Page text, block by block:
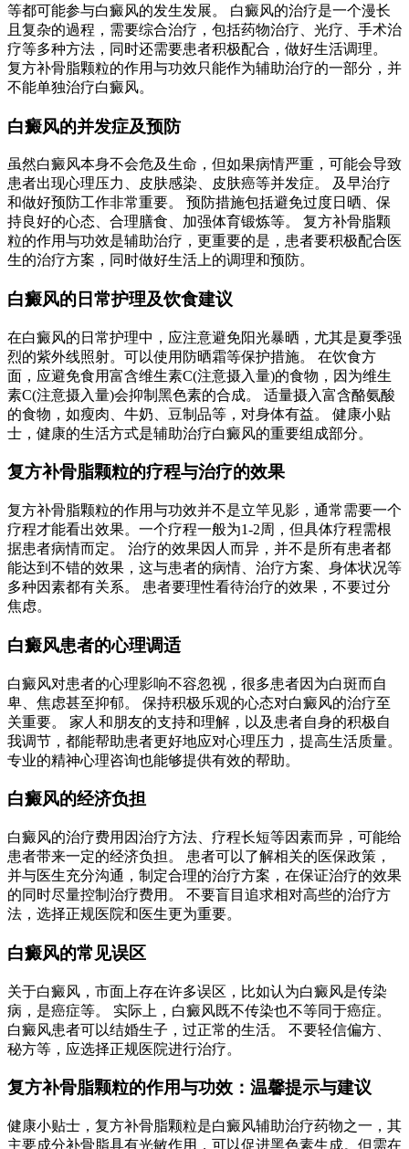
等都可能参与白癜风的发生发展。 白癜风的治疗是一个漫长
且复杂的過程，需要综合治疗，包括药物治疗、光疗、手术治
疗等多种方法，同时还需要患者积极配合，做好生活调理。
复方补骨脂颗粒的作用与功效只能作为辅助治疗的一部分，并
不能单独治疗白癜风。
白癜风的并发症及预防
虽然白癜风本身不会危及生命，但如果病情严重，可能会导致
患者出现心理压力、皮肤感染、皮肤癌等并发症。 及早治疗
和做好预防工作非常重要。 预防措施包括避免过度日晒、保
持良好的心态、合理膳食、加强体育锻炼等。 复方补骨脂颗
粒的作用与功效是辅助治疗，更重要的是，患者要积极配合医
生的治疗方案，同时做好生活上的调理和预防。
白癜风的日常护理及饮食建议
在白癜风的日常护理中，应注意避免阳光暴晒，尤其是夏季强
烈的紫外线照射。可以使用防晒霜等保护措施。 在饮食方
面，应避免食用富含维生素C(注意摄入量)的食物，因为维生
素C(注意摄入量)会抑制黑色素的合成。 适量摄入富含酪氨酸
的食物，如瘦肉、牛奶、豆制品等，对身体有益。 健康小贴
士，健康的生活方式是辅助治疗白癜风的重要组成部分。
复方补骨脂颗粒的疗程与治疗的效果
复方补骨脂颗粒的作用与功效并不是立竿见影，通常需要一个
疗程才能看出效果。一个疗程一般为1-2周，但具体疗程需根
据患者病情而定。 治疗的效果因人而异，并不是所有患者都
能达到不错的效果，这与患者的病情、治疗方案、身体状况等
多种因素都有关系。 患者要理性看待治疗的效果，不要过分
焦虑。
白癜风患者的心理调适
白癜风对患者的心理影响不容忽视，很多患者因为白斑而自
卑、焦虑甚至抑郁。 保持积极乐观的心态对白癜风的治疗至
关重要。 家人和朋友的支持和理解，以及患者自身的积极自
我调节，都能帮助患者更好地应对心理压力，提高生活质量。
专业的精神心理咨询也能够提供有效的帮助。
白癜风的经济负担
白癜风的治疗费用因治疗方法、疗程长短等因素而异，可能给
患者带来一定的经济负担。 患者可以了解相关的医保政策，
并与医生充分沟通，制定合理的治疗方案，在保证治疗的效果
的同时尽量控制治疗费用。 不要盲目追求相对高些的治疗方
法，选择正规医院和医生更为重要。
白癜风的常见误区
关于白癜风，市面上存在许多误区，比如认为白癜风是传染
病，是癌症等。 实际上，白癜风既不传染也不等同于癌症。
白癜风患者可以结婚生子，过正常的生活。 不要轻信偏方、
秘方等，应选择正规医院进行治疗。
复方补骨脂颗粒的作用与功效：温馨提示与建议
健康小贴士，复方补骨脂颗粒是白癜风辅助治疗药物之一，其
主要成分补骨脂具有光敏作用，可以促进黑色素生成。但需在